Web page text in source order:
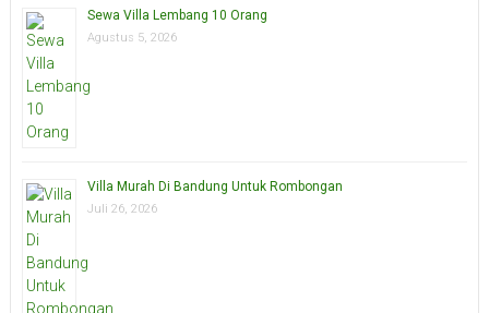
Sewa Villa Lembang 10 Orang
Agustus 5, 2026
Villa Murah Di Bandung Untuk Rombongan
Juli 26, 2026